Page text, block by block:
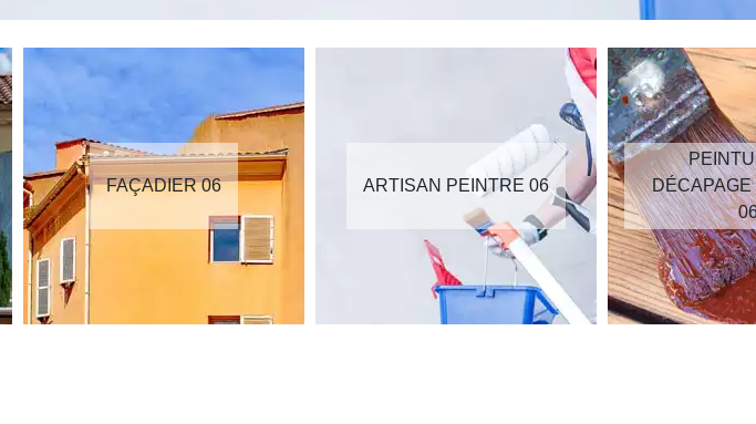
FAÇADIER 06 ARTISAN PEINTRE 06